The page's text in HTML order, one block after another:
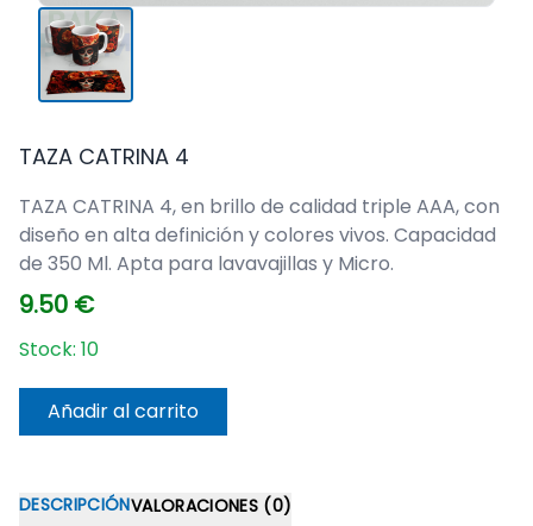
TAZA CATRINA 4
TAZA CATRINA 4, en brillo de calidad triple AAA, con
diseño en alta definición y colores vivos. Capacidad
de 350 Ml. Apta para lavavajillas y Micro.
9.50 €
Stock: 10
Añadir al carrito
DESCRIPCIÓNVALORACIONES (0)